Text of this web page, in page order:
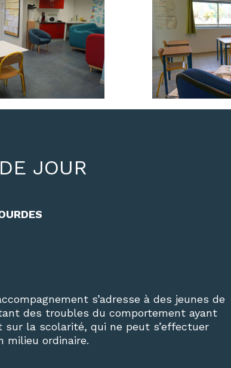
JOUR
s’adresse à des jeunes de
des troubles du comportement ayant
la scolarité, qui ne peut s’effectuer
milieu ordinaire.